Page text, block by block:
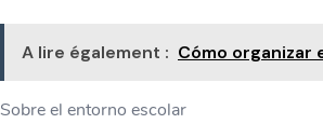
A lire également : Cómo organizar
Sobre el entorno escolar